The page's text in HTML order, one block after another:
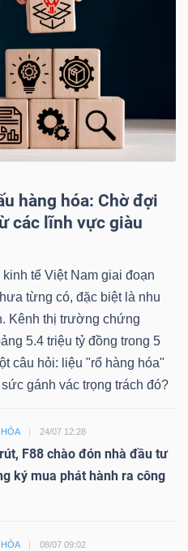
hàng hóa: Chờ đợi
các lĩnh vực giàu
tế Việt Nam giai đoạn
từng có, đặc biệt là nhu
Kênh thị trường chứng
5.4 triệu tỷ đồng trong 5
câu hỏi: liệu "rổ hàng hóa"
gánh vác trọng trách đó?
24/07 12:28
F88 chào đón nhà đầu tư
ký mua phát hành ra công
08/07 09:02